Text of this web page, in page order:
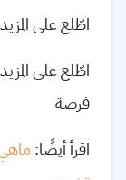
اطّلع على
اطّلع على
فرصة
اقرأ أيضًا: